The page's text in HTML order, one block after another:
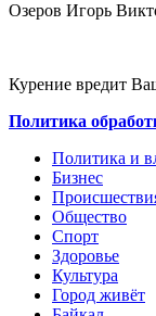
Озеров Игорь
Курение вредит
Политика
Политика и
Бизнес
Общество
Cпорт
Здоровье
Культура
Город живёт